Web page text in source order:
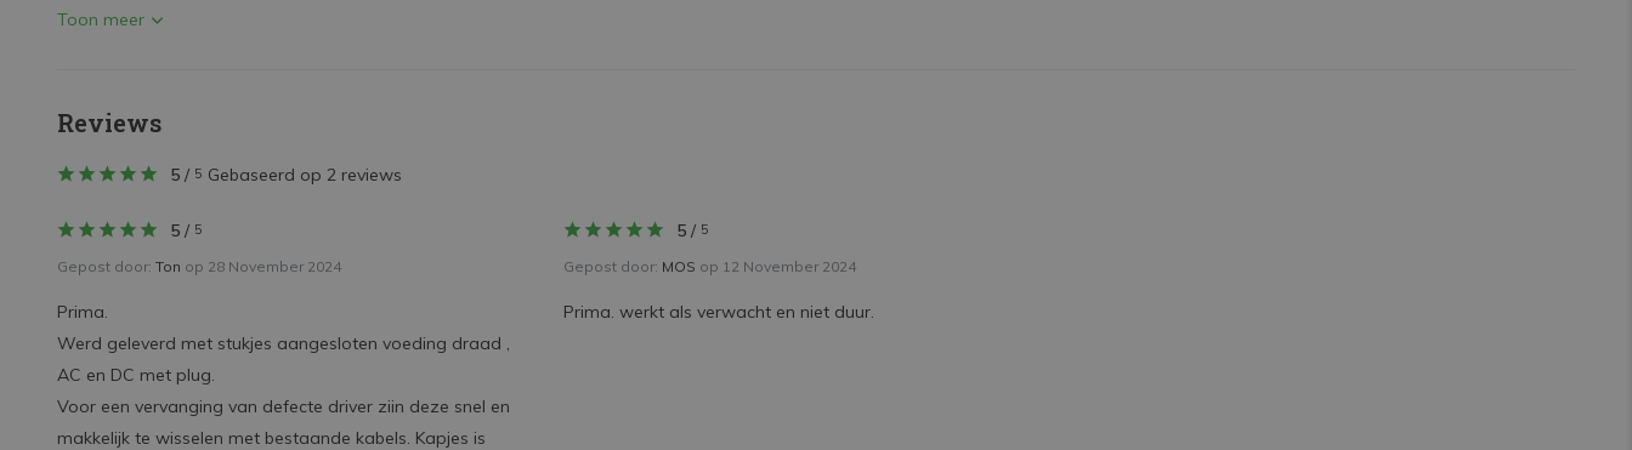
Toon meer
Reviews
5 / 5 Gebaseerd op 2 reviews
5 / 5
Gepost door: Ton op 28 November 2024
Prima.
Werd geleverd met stukjes aangesloten voeding draad ,
AC en DC met plug.
Voor een vervanging van defecte driver ziin deze snel en
makkelijk te wisselen met bestaande kabels. Kapjes is
5/ 5
Gepost door: MOS op 12 November 2024
Prima. werkt als verwacht en niet duur.